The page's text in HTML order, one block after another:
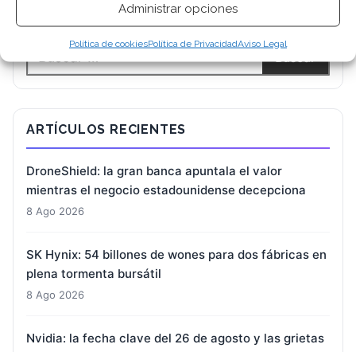
Administrar opciones
Política de cookiesPolítica de PrivacidadAviso Legal
ARTÍCULOS RECIENTES
DroneShield: la gran banca apuntala el valor
mientras el negocio estadounidense decepciona
8 Ago 2026
SK Hynix: 54 billones de wones para dos fábricas en
plena tormenta bursátil
8 Ago 2026
Nvidia: la fecha clave del 26 de agosto y las grietas